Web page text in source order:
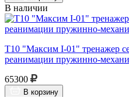
В наличии
Т10 "Максим I-01" тренажер
реанимации пружинно-
65300
В корзину